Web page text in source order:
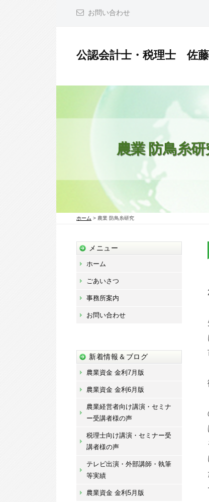
コ
ン
テ
ン
ツ
へ
ス
キ
ッ
プ
お問い合わせ
公認会計士・税理士 佐
認
佐
宏
章
農業 防鳥糸研
ホーム > 農業 防鳥糸研究
メニュー
ホーム
ごあいさつ
事務所案内
お問い合わせ
新着情報＆ブログ
農業資金 金利7月版
農業資金 金利6月版
農業経営者向け講演・セミナ
ー受講者様の声
税理士向け講演・セミナー受
講者様の声
テレビ出演・外部講師・執筆
等実績
農業資金 金利5月版